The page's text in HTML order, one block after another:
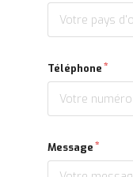
Téléphone
Message